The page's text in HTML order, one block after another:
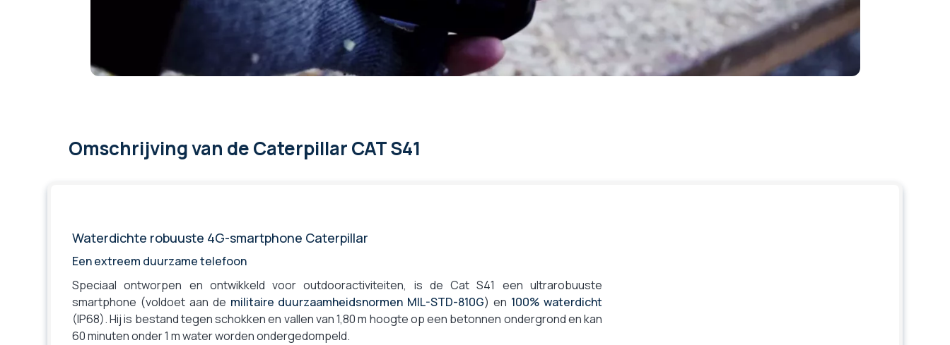
Gewicht
Omschrijvingvan de Caterpillar CAT S41
Waterdichte robuuste 4G-smartphone Caterpillar
Een extreem duurzame telefoon
Speciaal ontworpen en ontwikkeld voor outdooractiviteiten, is de Cat S41 een ultrarobuuste
smartphone (voldoet aan de militaire duurzaamheidsnormen MIL-STD-810G) en 100% waterdicht
(IP68). Hij is bestand tegen schokken en vallen van 1,80 m hoogte op een betonnen ondergrond en kan
60 minuten onder 1 m water worden ondergedompeld.